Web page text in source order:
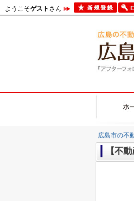
ようこそゲストさん
広島市の不
【不